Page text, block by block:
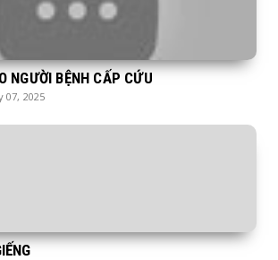
NGƯỜI BỆNH CẤP CỨU
07, 2025